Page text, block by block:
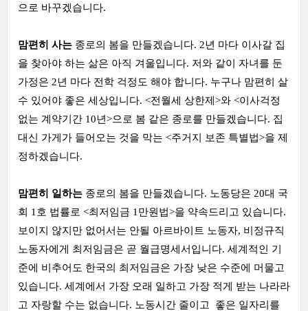
으로 바꾸겠습니다.
맘편히 사는 종로의 봄을 만들겠습니다. 2년 마다 이사갈 집
을 찾아야 하는 삶은 아직 겨울입니다. 저와 같이 자녀를 둔
가정은 2년 마다 전학 걱정도 해야 합니다. 누구나 맘편히 살
수 있어야 좋은 세상입니다. <전월세 상한제>와 <이사걱정
없는 계약기간 10년>으로 봄 같은 종로를 만들겠습니다. 집
대신 가게가 들어오는 것을 막는 <주거지 보존 특별법>을 제
정하겠습니다.
맘편히 일하는 종로의 봄을 만들겠습니다. 노동당은 20대 국
회 1호 법률로 <최저임금 1만원법>을 약속드리고 있습니다.
보이지 않지만 없어서는 안될 아르바이트 노동자, 비정규직
노동자에게 최저임금은 곧 월급명세서입니다. 세계적인 기
준에 비추어도 한국의 최저임금은 가장 낮은 수준에 머물고
있습니다. 세계에서 가장 오래 일하고 가장 적게 받는 나라라
고 자랑할 수는 없습니다. 노동시간 줄이고 좋은 일자리를